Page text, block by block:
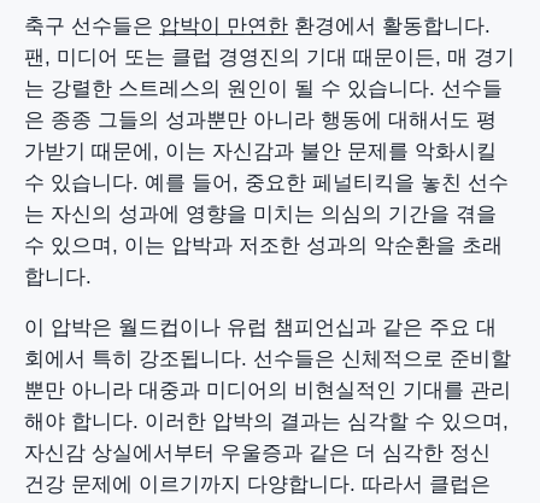
축구 선수들은 압박이 만연한 환경에서 활동합니다.
팬, 미디어 또는 클럽 경영진의 기대 때문이든, 매 경기
는 강렬한 스트레스의 원인이 될 수 있습니다. 선수들
은 종종 그들의 성과뿐만 아니라 행동에 대해서도 평
가받기 때문에, 이는 자신감과 불안 문제를 악화시킬
수 있습니다. 예를 들어, 중요한 페널티킥을 놓친 선수
는 자신의 성과에 영향을 미치는 의심의 기간을 겪을
수 있으며, 이는 압박과 저조한 성과의 악순환을 초래
합니다.
이 압박은 월드컵이나 유럽 챔피언십과 같은 주요 대
회에서 특히 강조됩니다. 선수들은 신체적으로 준비할
뿐만 아니라 대중과 미디어의 비현실적인 기대를 관리
해야 합니다. 이러한 압박의 결과는 심각할 수 있으며,
자신감 상실에서부터 우울증과 같은 더 심각한 정신
건강 문제에 이르기까지 다양합니다. 따라서 클럽은